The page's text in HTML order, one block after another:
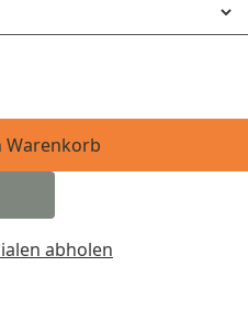
Warenkorb
abholen